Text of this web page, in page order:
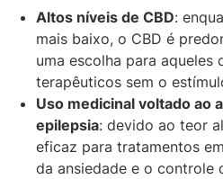
Altos níveis de CBD:
mais baixo, o CBD é
uma escolha para aqueles
terapêuticos sem o
Uso medicinal voltado ao
epilepsia: devido ao teor
eficaz para tratamentos
da ansiedade e o controle